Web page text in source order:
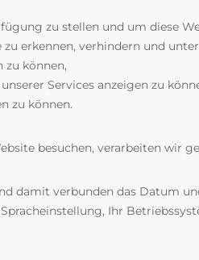
zu stellen und um diese
erkennen, verhindern und
zu können,
Services anzeigen zu
zu können.
besuchen, verarbeiten wir
damit verbunden das Datum
Ihr